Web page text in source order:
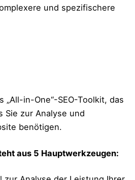
und spezifischere
„All-in-One“-SEO-Toolkit, das
Sie zur Analyse und
benötigen.
aus 5 Hauptwerkzeugen: